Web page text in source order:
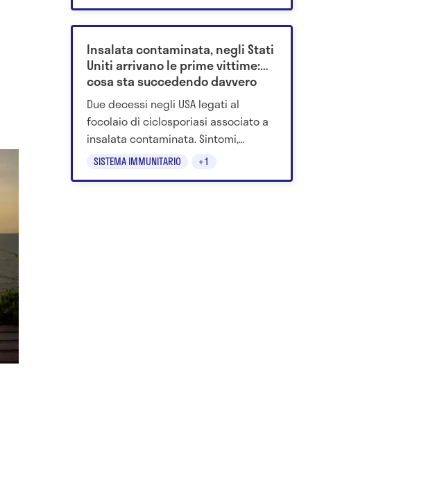
clinici sull’uomo.
SISTEMA IMMUNITARIO +1
Insalata contaminata, negli Stati
Uniti arrivano le prime vittime:
cosa sta succedendo davvero
Due decessi negli USA legati al
focolaio di ciclosporiasi associato a
insalata contaminata. Sintomi,
alimenti coinvolti e rischi per la